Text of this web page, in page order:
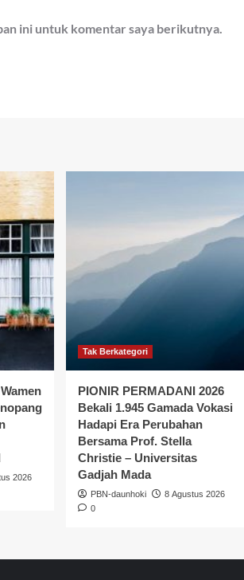
ini untuk komentar saya berikutnya.
2026
Tak Berkategori
PIONIR PERMADANI 2026
Bekali 1.945 Gamada Vokasi
Hadapi Era Perubahan
Bersama Prof. Stella
Christie – Universitas
Gadjah Mada
PBN-daunhoki
8 Agustus 2026
0